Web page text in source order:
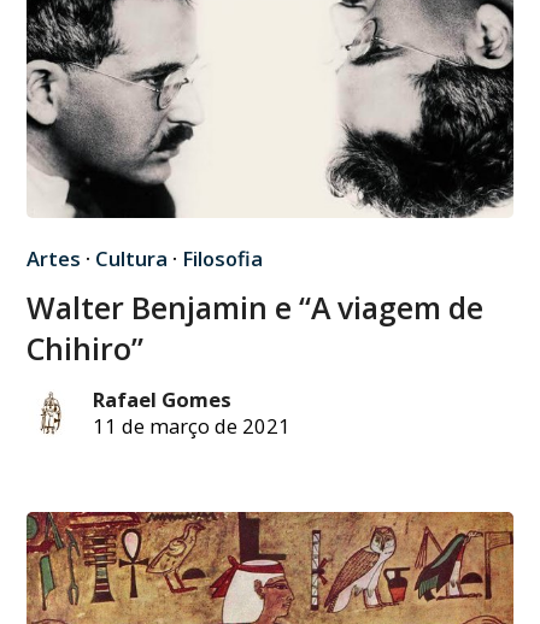
Artes · Cultura · Filosofia
Walter Benjamin e “A viagem de
Chihiro”
Rafael Gomes
11 de março de 2021